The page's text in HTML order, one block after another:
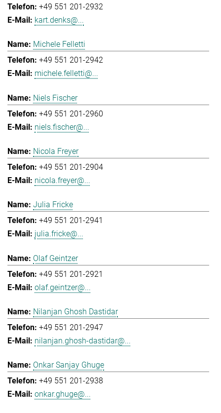
+49 551 201-2932
kart.denks@...
Michele Felletti
+49 551 201-2942
michele.felletti@...
Niels Fischer
+49 551 201-2960
niels.fischer@...
Nicola Freyer
+49 551 201-2904
nicola.freyer@...
Julia Fricke
+49 551 201-2941
julia.fricke@...
Olaf Geintzer
+49 551 201-2921
olaf.geintzer@...
Nilanjan Ghosh Dastidar
+49 551 201-2947
nilanjan.ghosh-dastidar@...
Onkar Sanjay Ghuge
+49 551 201-2938
onkar.ghuge@...